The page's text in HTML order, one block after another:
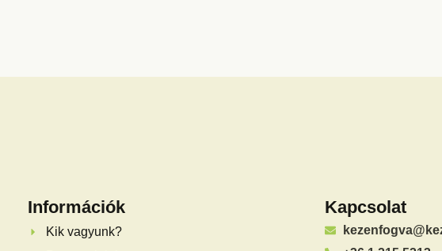
Információk
Kik vagyunk?
Kapcsolat